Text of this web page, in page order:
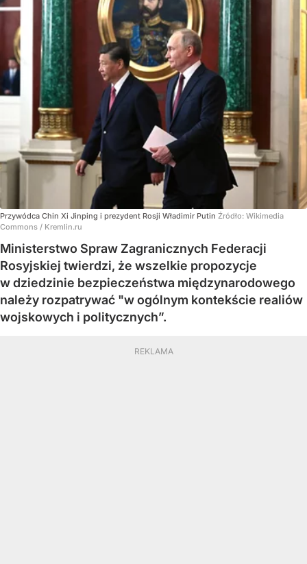
Przywódca Chin Xi Jinping i prezydent Rosji Władimir Putin Źródło: Wikimedia
Commons / Kremlin.ru
Ministerstwo Spraw Zagranicznych Federacji
Rosyjskiej twierdzi, że wszelkie propozycje
w dziedzinie bezpieczeństwa międzynarodowego
należy rozpatrywać "w ogólnym kontekście realiów
wojskowych i politycznych”.